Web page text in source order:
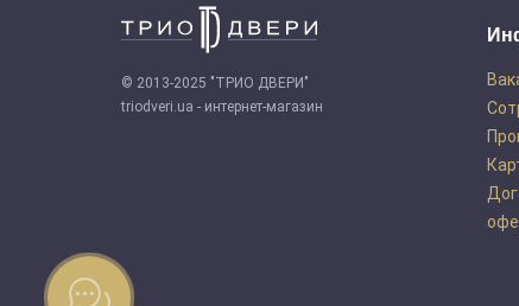
© 2013-2025 "ТРИО ДВЕРИ"
triodveri.ua - интернет-магазин